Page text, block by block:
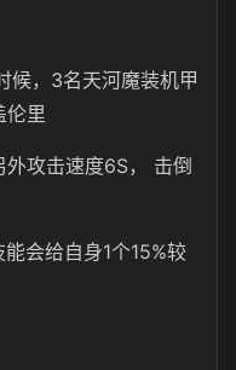
候，3名天河魔装机甲
伦里
攻击速度6S， 击倒
会给自身1个15%较